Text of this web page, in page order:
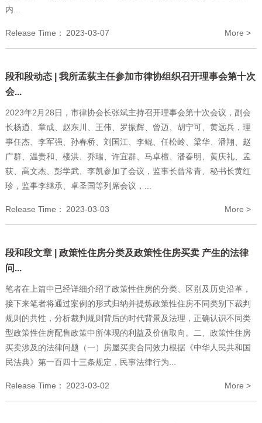
内...
Release Time： 2023-03-07 More >
段和段动态 | 我所孟荻主任参加市律协组织召开理事会第十次
会...
2023年2月28日，市律协会长张斌主持召开理事会第十次会议，副会
长杨逍、章成、赵东川、王伟、罗振辉、曾迈、胡宁可、黄远兵，理
事任杰、李军强、孙春桥、刘国江、李鲲、任松岭、梁华、潘翔、赵
广群、温贵和、楼洪、乔瑞、许宜群、马卓檀、潘春明、黄庆礼、孟
荻、高文杰、彭学武、李凯参加了会议，监事长曾常青、秘书长黄红
珍，监事李继承、卓圣国等列席会议，...
Release Time： 2023-03-03 More >
段和段文章 | 政策性住房分类及政策性住房买卖 产生的法律
问...
笔者在上篇中已经详细介绍了政策性住房的分类、区别及历史沿革，
接下来笔者将通过案例的形式归纳并提炼政策性住房不同类别下裁判
规则的共性，分析裁判规则背后的时代背景及法理，正确认识不同类
型政策性住房配售政策中所体现的利益及价值取向。二、政策性住房
买卖涉及的法律问题（一）房屋买卖合同效力根据《中华人民共和国
民法典》第一百四十三条规定，民事法律行为...
Release Time： 2023-03-02 More >